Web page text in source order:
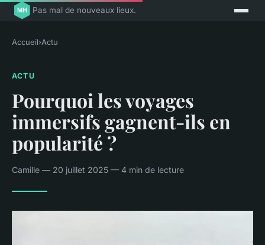
Pas mal de nouveaux lieux.
Accueil›Actu
ACTU
Pourquoi les voyages
immersifs gagnent-ils en
popularité ?
Camille — 20 juillet 2025 — 4 min de lecture